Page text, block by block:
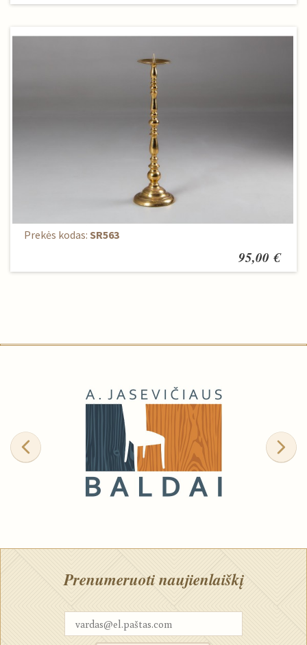
Prekės kodas: SR563
95,00 €
Prenumeruoti naujienlaiškį